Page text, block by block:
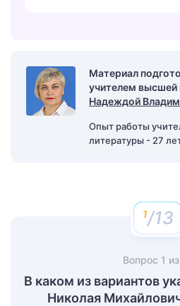
Материал
учителем высшей
Надеждой
Опыт работы
литературы - 27
/13
Вопрос 1 из
В каком из вариантов
Николая